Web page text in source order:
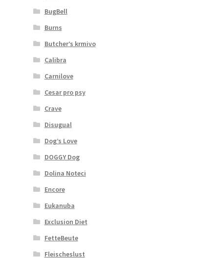
BugBell
Burns
Butcher’s krmivo
Calibra
Carnilove
Cesar pro psy
Crave
Disugual
Dog’s Love
DOGGY Dog
Dolina Noteci
Encore
Eukanuba
Exclusion Diet
FetteBeute
Fleischeslust